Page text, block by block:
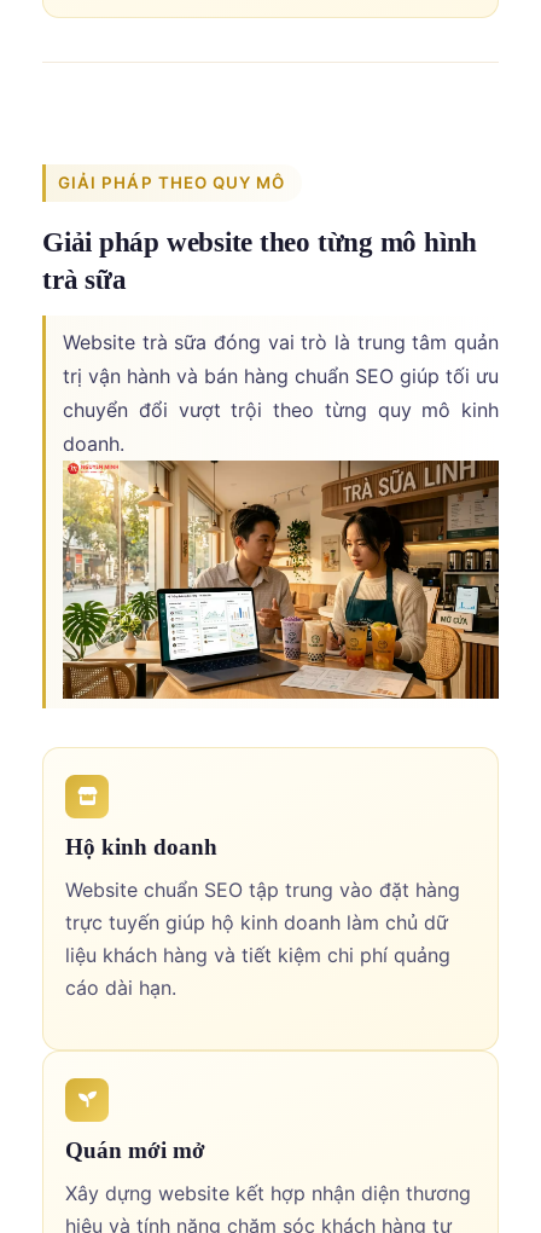
GIẢI PHÁP THEO QUY MÔ
Giải pháp website theo từng mô hình
trà sữa
Website trà sữa đóng vai trò là trung tâm quản
trị vận hành và bán hàng chuẩn SEO giúp tối ưu
chuyển đổi vượt trội theo từng quy mô kinh
doanh.
Hộ kinh doanh
Website chuẩn SEO tập trung vào đặt hàng
trực tuyến giúp hộ kinh doanh làm chủ dữ
liệu khách hàng và tiết kiệm chi phí quảng
cáo dài hạn.
Quán mới mở
Xây dựng website kết hợp nhận diện thương
hiệu và tính năng chăm sóc khách hàng tự